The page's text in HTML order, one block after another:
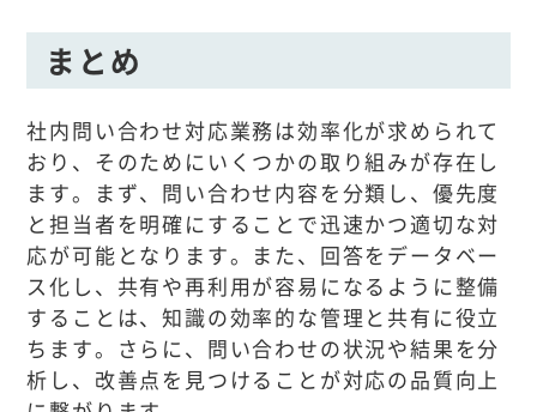
まとめ
社内問い合わせ対応業務は効率化が求められて
おり、そのためにいくつかの取り組みが存在し
ます。まず、問い合わせ内容を分類し、優先度
と担当者を明確にすることで迅速かつ適切な対
応が可能となります。また、回答をデータベー
ス化し、共有や再利用が容易になるように整備
することは、知識の効率的な管理と共有に役立
ちます。さらに、問い合わせの状況や結果を分
析し、改善点を見つけることが対応の品質向上